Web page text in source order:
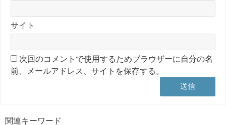
サイト
次回のコメントで使用するためブラウザーに自分の名
前、メールアドレス、サイトを保存する。
関連キーワード